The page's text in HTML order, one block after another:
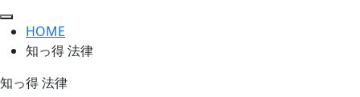
HOME
知っ得 法律
知っ得 法律